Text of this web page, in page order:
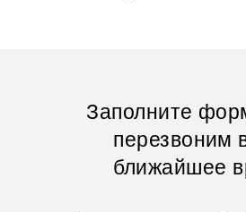
Заполните
перезвоним
ближайшее